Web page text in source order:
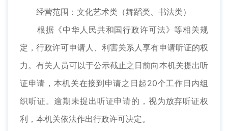
经营范围：文化艺术类（舞蹈类、书法类）
根据《中华人民共和国行政许可法》等相关规
定，行政许可申请人、利害关系人享有申请听证的权
力。有关人员可以于公示截止之日前向本机关提出听
证申请，本机关在接到申请之日起20个工作日内组
织听证。逾期未提出听证申请的，视为放弃听证权
利，本机关依法作出行政许可决定。